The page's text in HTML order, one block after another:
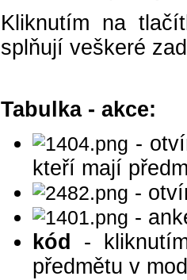
Kliknutím na
splňují veškeré
Tabulka - akce:
-
kteří mají
-
-
kód
-
předmětu v